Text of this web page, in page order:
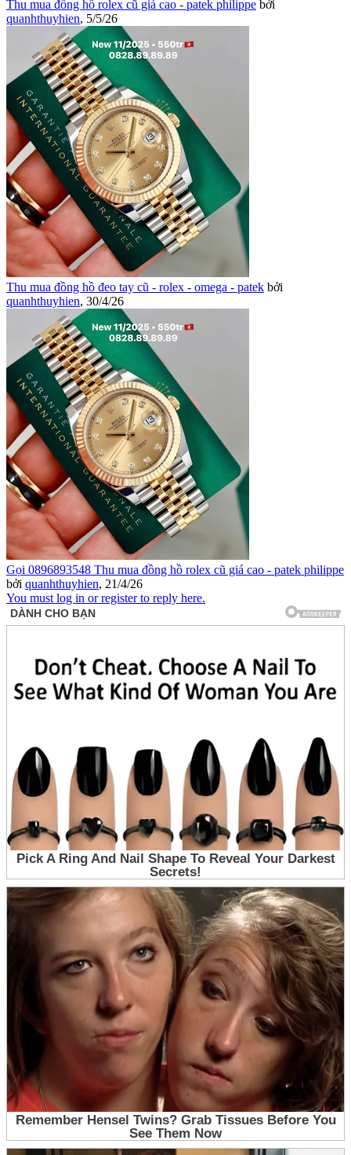
Thu mua đồng hồ rolex cũ giá cao - patek philippe bởi
quanhthuyhien, 5/5/26
Thu mua đồng hồ đeo tay cũ - rolex - omega - patek bởi
quanhthuyhien, 30/4/26
Gọi 0896893548 Thu mua đồng hồ rolex cũ giá cao - patek philippe
bởi quanhthuyhien, 21/4/26
You must log in or register to reply here.